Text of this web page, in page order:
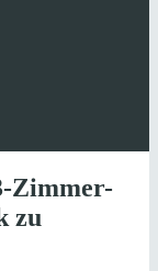
Zimmer-
zu